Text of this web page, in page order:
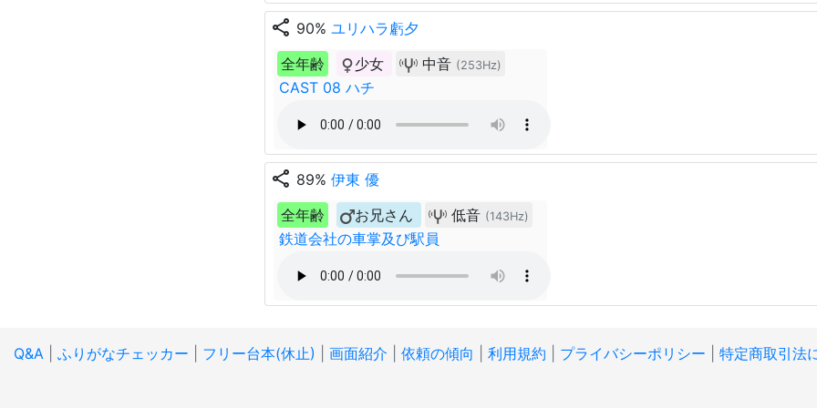
share 90% ユリハラ虧夕
全年齢
少女 中音 (253Hz)
CAST 08 ハチ
share 89% 伊東 優
全年齢
お兄さん 低音 (143Hz)
鉄道会社の車掌及び駅員
Q&A ふりがなチェッカー フリー台本(休止) 画面紹介 依頼の傾向 利用規約 プライバシーポリシー 特定商取引法